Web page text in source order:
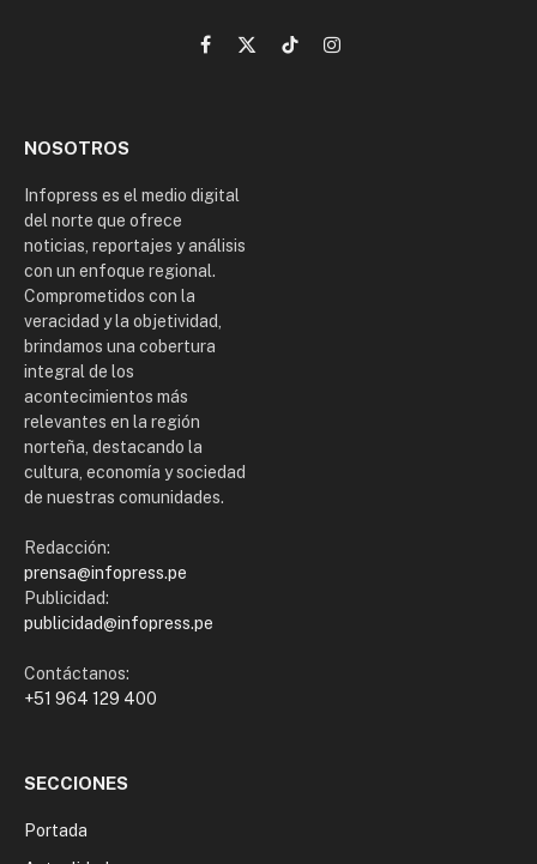
Facebook
X
TikTokInstagram
NOSOTROS
Infopress es el medio digital
del norte que ofrece
noticias, reportajes y análisis
con un enfoque regional.
Comprometidos con la
veracidad y la objetividad,
brindamos una cobertura
integral de los
acontecimientos más
relevantes en la región
norteña, destacando la
cultura, economía y sociedad
de nuestras comunidades.
Redacción:
prensa@infopress.pe
Publicidad:
publicidad@infopress.pe
Contáctanos:
+51 964 129 400
SECCIONES
Portada